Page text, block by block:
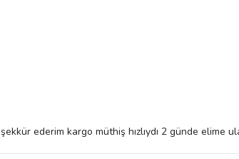
ederim kargo müthiş hızlıydı 2 günde elime